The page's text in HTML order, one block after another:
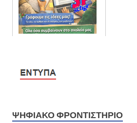
ΨΗΦΙΑΚΌ ΦΡΟΝΤΙΣΤΉΡΙΟ